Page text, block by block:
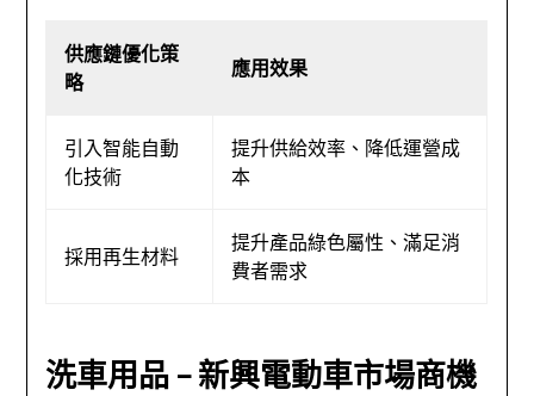
供應鏈優化策
略
應用效果
引入智能自動
化技術
提升供給效率、降低運營成
本
採用再生材料
提升產品綠色屬性、滿足消
費者需求
洗車用品 – 新興電動車市場商機